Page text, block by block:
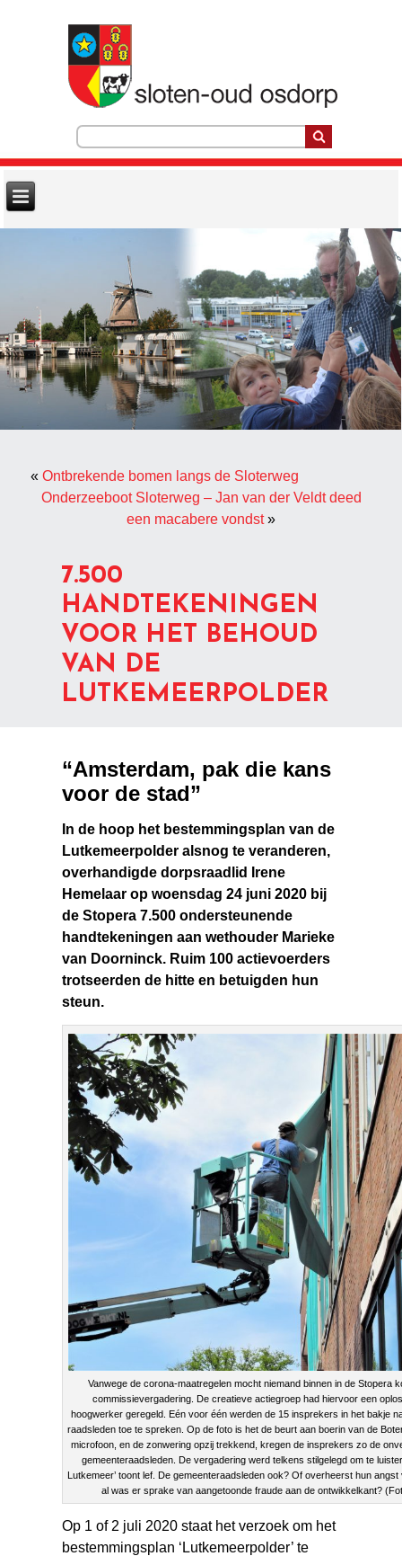
«Ontbrekende bomen langs de Sloterweg
Onderzeeboot Sloterweg – Jan van der Veldt deed
een macabere vondst»
7.500
HANDTEKENINGEN
VOOR HET BEHOUD
VAN DE
LUTKEMEERPOLDER
“Amsterdam, pak die kans
voor de stad”
In de hoop het bestemmingsplan van de
Lutkemeerpolder alsnog te veranderen,
overhandigde dorpsraadlid Irene
Hemelaar op woensdag 24 juni 2020 bij
de Stopera 7.500 ondersteunende
handtekeningen aan wethouder Marieke
van Doorninck. Ruim 100 actievoerders
trotseerden de hitte en betuigden hun
steun.
Vanwege de corona-maatregelen mocht niemand binnen in de Stopera
commissievergadering. De creatieve actiegroep had hiervoor een
hoogwerker geregeld. Eén voor één werden de 15 insprekers in het bakje
raadsleden toe te spreken. Op de foto is het de beurt aan boerin van de
microfoon, en de zonwering opzij trekkend, kregen de insprekers zo de
gemeenteraadsleden. De vergadering werd telkens stilgelegd om te
Lutkemeer’ toont lef. De gemeenteraadsleden ook? Of overheerst hun
al was er sprake van aangetoonde fraude aan de ontwikkelkant?
Op 1 of 2 juli 2020 staat het verzoek om het
bestemmingsplan ‘Lutkemeerpolder’ te